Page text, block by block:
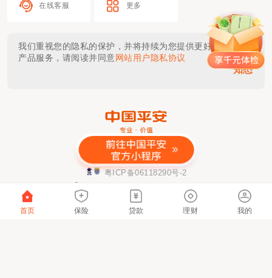
在线客服 更多
我们重视您的隐私的保护，并将持续为您提供更好的体验与
产品服务，请阅读并同意网站用户隐私协议
知悉
金融许可证公示
粤ICP备06118290号-2
该网站已支持IPv6
本网站仅提供链接服务及技术支持，网站内容由
首页 保险 贷款 理财 我的